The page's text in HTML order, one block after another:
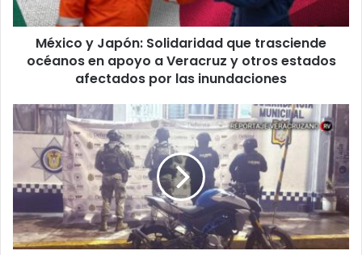
en
apoyo
Veracruz
estados
afectados
inundaciones
México y Japón: Solidaridad que trasciende
océanos en apoyo a Veracruz y otros estados
afectados por las inundaciones
Persecución
en
Soconusco
termina
con
motocicleta
robada
asegurada
y